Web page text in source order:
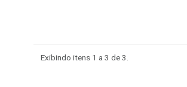
Exibindo itens 1 a 3 de3.